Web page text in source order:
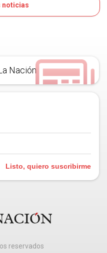
noticias
Nación
Listo, quiero suscribirme
reservados